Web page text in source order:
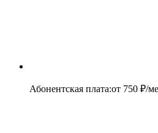
Абонентская плата:от 750 ₽/